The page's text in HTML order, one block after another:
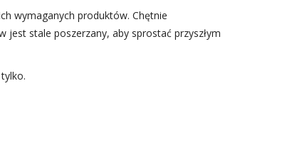
wymaganych produktów. Chętnie
stale poszerzany, aby sprostać przyszłym